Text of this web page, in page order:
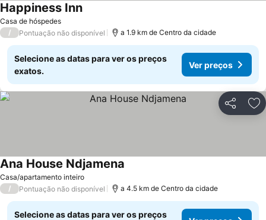
Casa de hóspedes
Happiness Inn
/ Pontuação não disponível a 1.9 km de Centro da cidade
Selecione as datas para ver os preços
exatos.
Ver preços
Partilhar
Casa/apartamento inteiro
Ana House Ndjamena
/ Pontuação não disponível a 4.5 km de Centro da cidade
Selecione as datas para ver os preços